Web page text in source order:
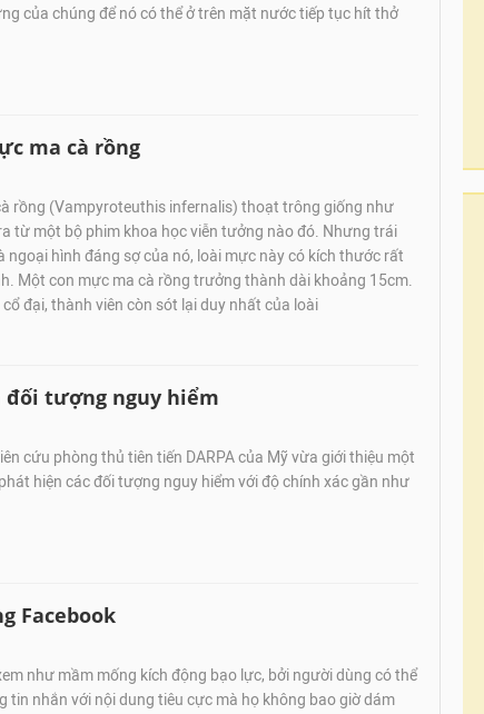
của chúng để nó có thể ở trên mặt nước tiếp tục hít thở
ma cà rồng
rồng (Vampyroteuthis infernalis) thoạt trông giống như
từ một bộ phim khoa học viễn tưởng nào đó. Nhưng trái
ngoại hình đáng sợ của nó, loài mực này có kích thước rất
Một con mực ma cà rồng trưởng thành dài khoảng 15cm.
đại, thành viên còn sót lại duy nhất của loài
đối tượng nguy hiểm
cứu phòng thủ tiên tiến DARPA của Mỹ vừa giới thiệu một
hiện các đối tượng nguy hiểm với độ chính xác gần như
Facebook
như mầm mống kích động bạo lực, bởi người dùng có thể
tin nhắn với nội dung tiêu cực mà họ không bao giờ dám